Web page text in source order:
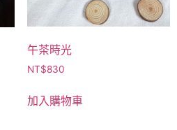
午茶時光
NT$830
加入購物車